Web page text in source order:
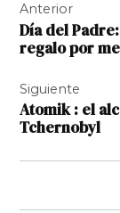
de
entradas
Anterior
Día del
regalo por
Siguiente
Atomik : el
Tchernobyl